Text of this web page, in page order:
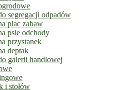
segregacji odpadów
plac zabaw
psie odchody
przystanek
deptak
galerii handlowej
i stołów